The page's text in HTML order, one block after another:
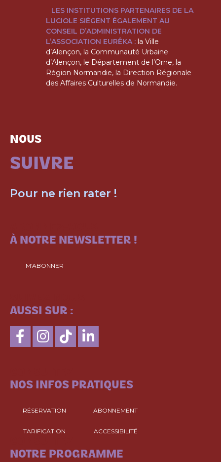
LES INSTITUTIONS PARTENAIRES DE LA
LUCIOLE SIÈGENT ÉGALEMENT AU
CONSEIL D’ADMINISTRATION DE
L’ASSOCIATION EURÊKA :la Ville
d’Alençon, la Communauté Urbaine
d’Alençon, le Département de l’Orne, la
Région Normandie, la Direction Régionale
des Affaires Culturelles de Normandie.
NOUS
SUIVRE
Pour ne rien rater !
À NOTRE NEWSLETTER !
M'ABONNER
AUSSI SUR :
NOS INFOS PRATIQUES
RÉSERVATION ABONNEMENT
TARIFICATION ACCESSIBILITÉ
NOTRE PROGRAMME